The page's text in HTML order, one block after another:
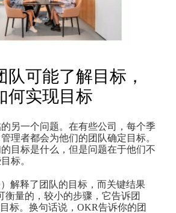
队可能了解目标，
何实现目标
另一个问题。在有些公司，每个季
理者都会为他们的团队确定目标。
目标是什么，但是问题在于他们不
标。
解释了团队的目标，而关键结果
衡量的，较小的步骤，它告诉团
标。换句话说，OKR告诉你的团